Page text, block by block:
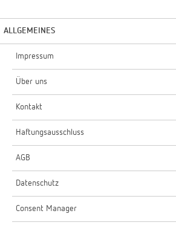
ALLGEMEINES
Impressum
Über uns
Kontakt
Haftungsausschluss
AGB
Datenschutz
Consent Manager